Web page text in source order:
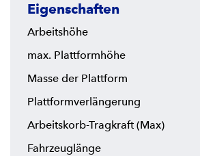
Eigenschaften
Arbeitshöhe
max. Plattformhöhe
Masse der Plattform
Plattformverlängerung
Arbeitskorb-Tragkraft (Max)
Fahrzeuglänge